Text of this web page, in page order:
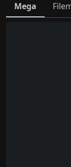
Mega